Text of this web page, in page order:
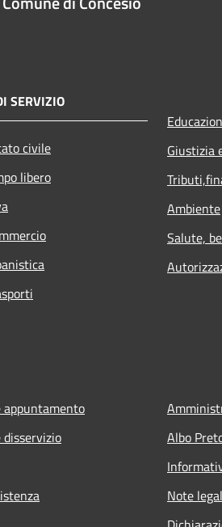
SERVIZIO
civile
libero
Giustizia
Ambiente
Salute,
appuntamento
disservizio
Albo
Note